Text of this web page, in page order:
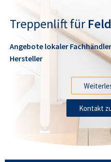
Treppenlift für
Angebote lokaler
Hersteller
Kontakt